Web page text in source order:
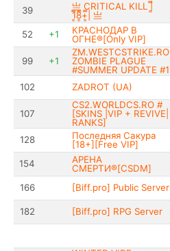
39
亗 CRITICAL KILL |͇̿
1͇̿8͇̿+͇̿| 亗
52 +1
КРАСНОДАР В
ОГНЕ®[Only VIP]
99 +1
ZM.WESTCSTRIKE.RO
ZOMBIE PLAGUE
#SUMMER UPDATE #1
102 ZADROT (UA)
107
CS2.WORLDCS.RO #
[SKINS |VIP + REVIVE|
RANKS]
128
Последняя Сакура
[18+][Free VIP]
154
АРЕНА
СМЕРТИ®[CSDM]
166 [Biff.pro] Public Server
182 [Biff.pro] RPG Server